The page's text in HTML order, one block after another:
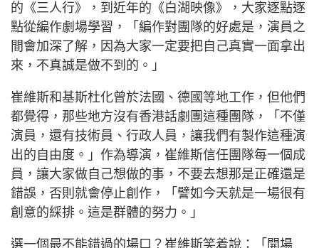
的《三人行》，到近年的《白湖映像》，大家逐點逐
點從編作劇場學習，「編作對團隊的好處是，演員之
間會加深了解，因為大家一定要把自己真實一面拿出
來，不真誠是做不到的。」
崔維斯和基斯杜化曾於法國、德國等地工作，但他們
都覺得，那些地方沒有香港話劇團這種團隊，「不僅
演員，還有技術員、行政人員，讓我們有製作這種演
出的自由度。」作為導演，崔維斯信任團隊每一個成
員，讓大家做自己想做的事，不要去想那是正確還是
錯誤，否則就會停止創作，「譬如今天就是一場很有
創意的綵排。這是群體的努力。」
選一個最不能錯過的場口？崔維斯笑着說：「開場